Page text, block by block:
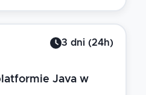
3 dni (24h)
Java w